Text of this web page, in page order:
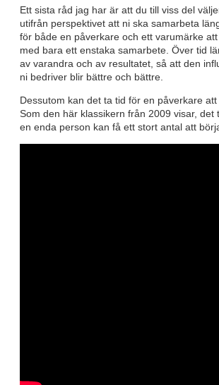
Ett sista råd jag har är att du till viss del
utifrån perspektivet att ni ska samarbeta
för både en påverkare och ett varumärke
med bara ett enstaka samarbete. Över tid
av varandra och av resultatet, så att den
ni bedriver blir bättre och bättre.
Dessutom kan det ta tid för en påverkare att
Som den här klassikern från 2009 visar, det
en enda person kan få ett stort antal att